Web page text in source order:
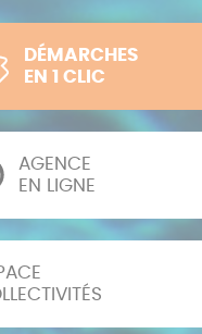
DÉMARCHES
EN 1 CLIC
AGENCE
EN LIGNE